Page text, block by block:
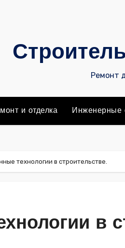
Ремонт
и отделка Инженерные
технологии в строительстве.
в